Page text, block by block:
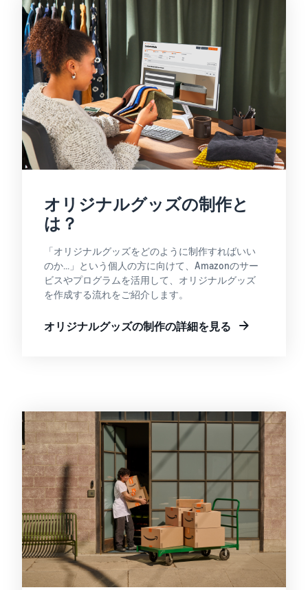
オリジナルグッズの制作と
は？
「オリジナルグッズをどのように制作すればいい
のか...」という個人の方に向けて、Amazonのサー
ビスやプログラムを活用して、オリジナルグッズ
を作成する流れをご紹介します。
オリジナルグッズの制作の詳細を見る